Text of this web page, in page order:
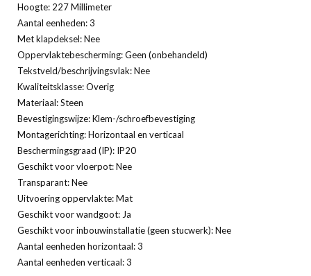
Hoogte: 227 Millimeter
Aantal eenheden: 3
Met klapdeksel: Nee
Oppervlaktebescherming: Geen (onbehandeld)
Tekstveld/beschrijvingsvlak: Nee
Kwaliteitsklasse: Overig
Materiaal: Steen
Bevestigingswijze: Klem-/schroefbevestiging
Montagerichting: Horizontaal en verticaal
Beschermingsgraad (IP): IP20
Geschikt voor vloerpot: Nee
Transparant: Nee
Uitvoering oppervlakte: Mat
Geschikt voor wandgoot: Ja
Geschikt voor inbouwinstallatie (geen stucwerk): Nee
Aantal eenheden horizontaal: 3
Aantal eenheden verticaal: 3